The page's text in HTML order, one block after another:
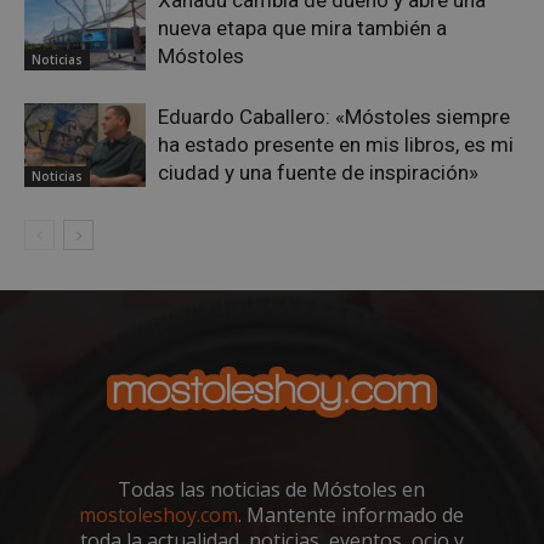
Noticias
nueva etapa que mira también a
Móstoles
Noticias
Eduardo Caballero: «Móstoles siempre
ha estado presente en mis libros, es mi
ciudad y una fuente de inspiración»
Todas las noticias de Móstoles en
mostoleshoy.com. Mantente informado de
.twitter.com